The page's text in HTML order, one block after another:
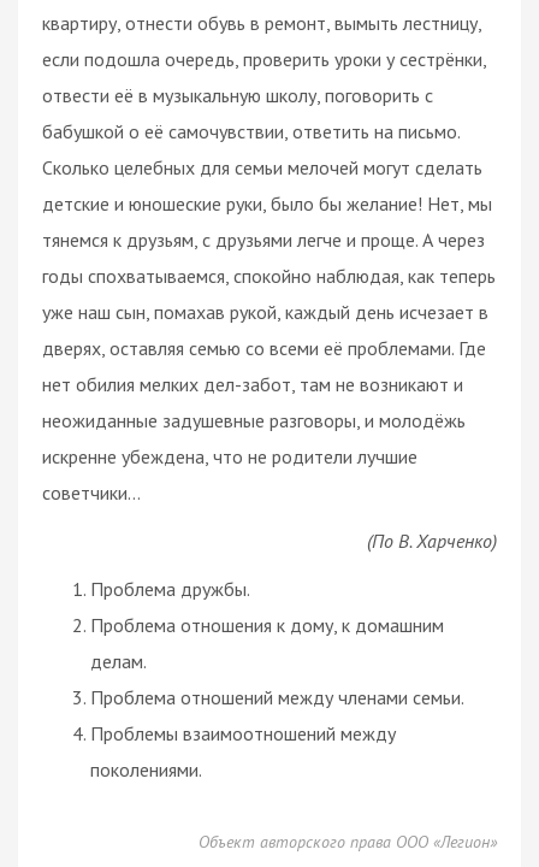
квартиру, отнести обувь в ремонт, вымыть лестницу,
если подошла очередь, проверить уроки у сестрёнки,
отвести её в музыкальную школу, поговорить с
бабушкой о её самочувствии, ответить на письмо.
Сколько целебных для семьи мелочей могут сделать
детские и юношеские руки, было бы желание! Нет, мы
тянемся к друзьям, с друзьями легче и проще. А через
годы спохватываемся, спокойно наблюдая, как теперь
уже наш сын, помахав рукой, каждый день исчезает в
дверях, оставляя семью со всеми её проблемами. Где
нет обилия мелких дел-забот, там не возникают и
неожиданные задушевные разговоры, и молодёжь
искренне убеждена, что не родители лучшие
советчики…
(По В. Харченко)
Проблема дружбы.
Проблема отношения к дому, к домашним
делам.
Проблема отношений между членами семьи.
Проблемы взаимоотношений между
поколениями.
Объект авторского права ООО «Легион»